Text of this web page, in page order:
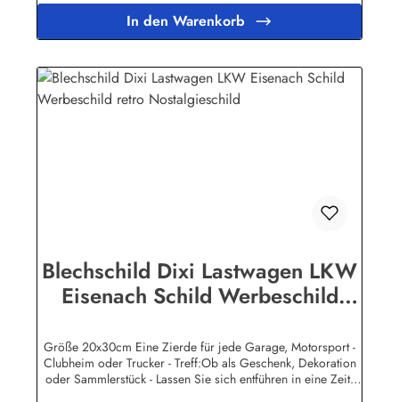
Metallschild günstig online bestellen und auf Rechnung
kaufen.Unsere Blechschilder sind in Super-Qualität aus
hochwertigem Metall (Stahlblech) gefertigt. Die Oberflächen
garantiert.Wir verkaufen nur original lizensierte
Werbeschilder. Nicht jeder Auto- LKW oder Traktor -
Hersteller hat seine Metallschilder zum öffentlichen Verkauf
In den Warenkorb
Blechschild Dixi Lastwagen LKW
Eisenach Schild Werbeschild
Größe 20x30cm Eine Zierde für jede Garage, Motorsport -
Clubheim oder Trucker - Treff:Ob als Geschenk, Dekoration
oder Sammlerstück - Lassen Sie sich entführen in eine Zeit,